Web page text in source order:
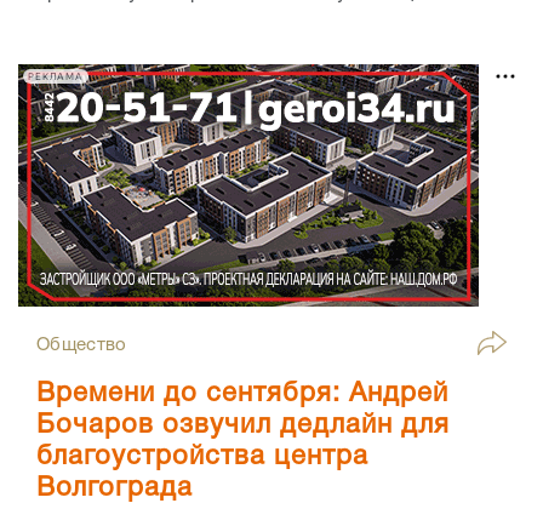
РЕКЛАМА
Общество
Времени до сентября: Андрей
Бочаров озвучил дедлайн для
благоустройства центра
Волгограда